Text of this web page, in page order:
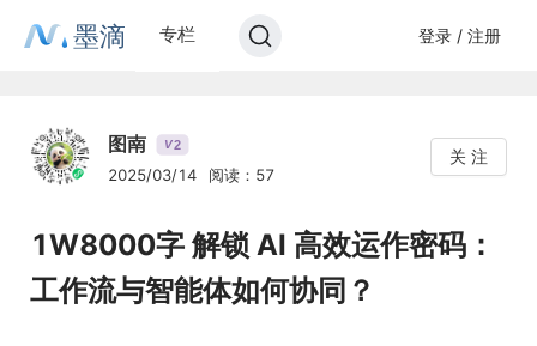
墨滴 专栏 登录 / 注册
图南 V2
2025/03/14 阅读：57
关 注
1W8000字 解锁 AI 高效运作密码：
工作流与智能体如何协同？